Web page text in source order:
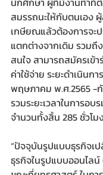
สมรรถนะให้กับตนเอง
เกษียณแล้วต้องการจะ
แตกต่างจากเดิม รวมถึ
สนใจ สามารถสมัครเข้
ค่าใช้จ่าย ระยะดำเนินก
พฤษภาคม พ.ศ.2565 -
รวมระยะเวลาในการอ
จำนวนทั้งสิ้น 285 ชั่วโม
​“ปัจจุบันรูปแบบธุรกิจเ
ธุรกิจในรูปแบบออนไล